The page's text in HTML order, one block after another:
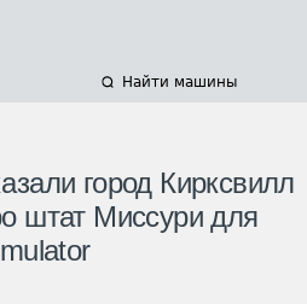
Найти машины
город Кирксвилл
штат Миссури для